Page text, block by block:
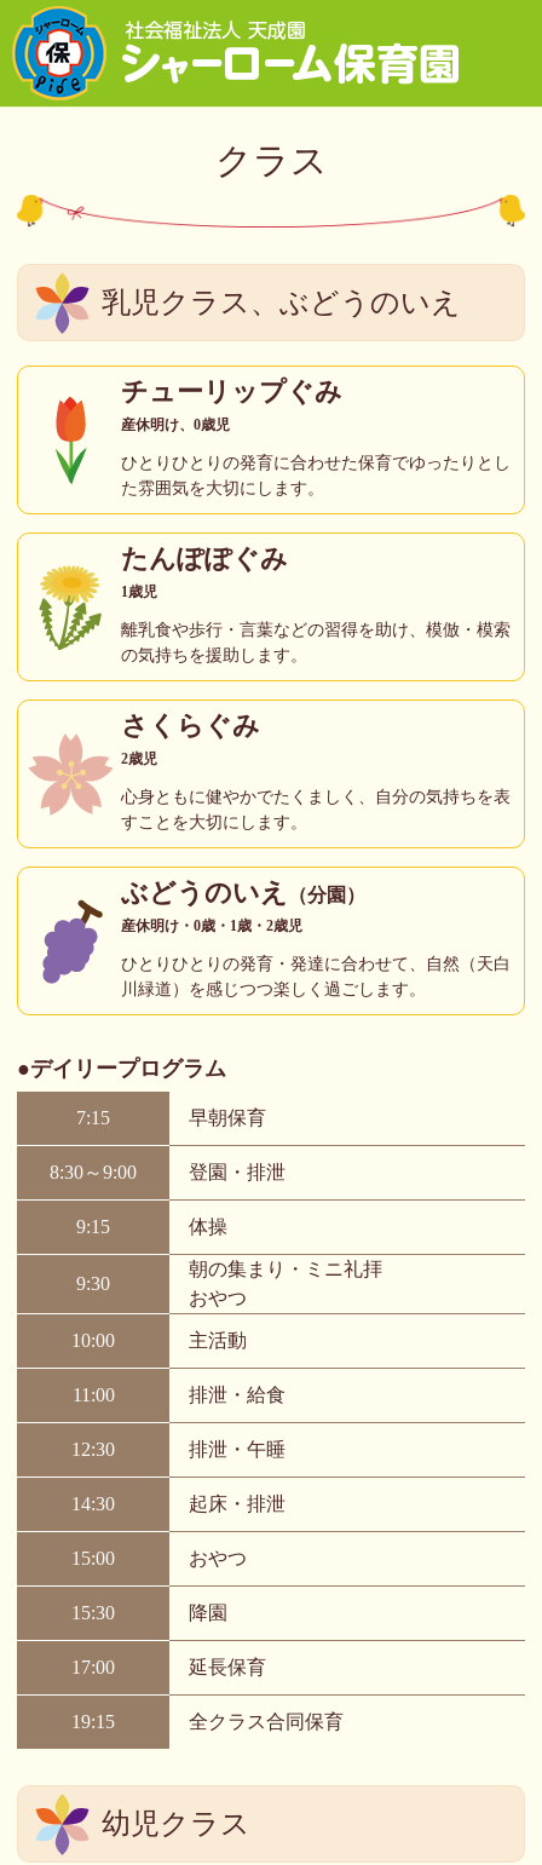
クラス
乳児クラス、ぶどうのいえ
チューリップぐみ
産休明け、0歳児
ひとりひとりの発育に合わせた保育でゆったりとし
た雰囲気を大切にします。
たんぽぽぐみ
1歳児
離乳食や歩行・言葉などの習得を助け、模倣・模索
の気持ちを援助します。
さくらぐみ
2歳児
心身ともに健やかでたくましく、自分の気持ちを表
すことを大切にします。
ぶどうのいえ （分園）
産休明け・0歳・1歳・2歳児
ひとりひとりの発育・発達に合わせて、自然（天白
川緑道）を感じつつ楽しく過ごします。
デイリープログラム
7:15 早朝保育
8:30～9:00 登園・排泄
9:15 体操
9:30
朝の集まり・ミニ礼拝
おやつ
10:00 主活動
11:00 排泄・給食
12:30 排泄・午睡
14:30 起床・排泄
15:00 おやつ
15:30 降園
17:00 延長保育
19:15 全クラス合同保育
幼児クラス